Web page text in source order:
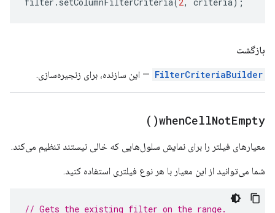
بازگشت
FilterCriteriaBuilder — این سازنده، برای زنجیره‌سازی.
whenCellNotEmpty(
)
معیارهای فیلتر را برای نمایش سلول‌هایی که خالی نیستند تنظیم می‌کند.
شما می‌توانید از این معیار با هر نوع فیلتری استفاده کنید.
// Gets the existing filter on the range.